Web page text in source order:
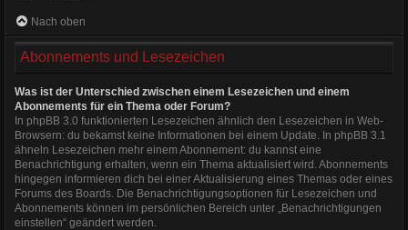
Nach oben
Abonnements und Lesezeichen
Was ist der Unterschied zwischen einem Lesezeichen und einem
Abonnements für ein Thema oder Forum?
In phpBB 3.0 funktionierten Lesezeichen ähnlich den Lesezeichen in Web-
Browsern: du bekamst keine Informationen bei einem Update. In phpBB 3.1
ähneln Lesezeichen mehr einem Abonnement: du kannst eine
Benachrichtigung erhalten, wenn ein Thema aktualisiert wird. Abonnements
hingegen informieren dich bei einer Aktualisierung eines Themas oder eines
Forums des Boards. Die Benachrichtigungsoptionen für Lesezeichen und
Abonnements können im persönlichen Bereich unter „Benachrichtigungen
einstellen“ geändert werden.